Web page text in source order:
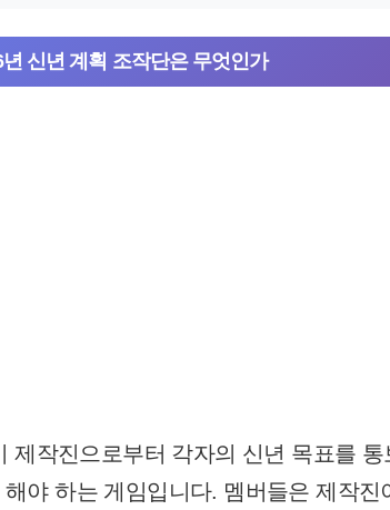
년 신년 계획 조작단은 무엇인가
제작진으로부터 각자의 신년 목표를
야 하는 게임입니다. 멤버들은 제작진